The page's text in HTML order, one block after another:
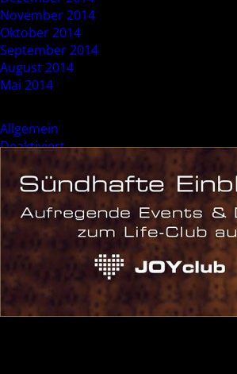
November 2014
Oktober 2014
September 2014
August 2014
Mai 2014
Allgemein
Deaktiviert
Event
Sonderevent
Meta
Anmelden
Eintrags-Feed
Kommentar-Feed
WordPress.org